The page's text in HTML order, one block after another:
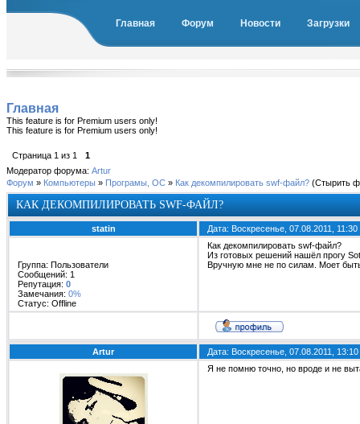
Главная Форум Новости Загрузки
Главная
This feature is for Premium users only!
This feature is for Premium users only!
Страница 1 из 1
1
Модератор форума: Artur
Форум » Компьютеры » Програмы, ОС » Как декомпилировать swf-файл? (Стырить
КАК ДЕКОМПИЛИРОВАТЬ SWF-ФАЙЛ?
statin Дата: Воскресенье, 07.08.2011,
Группа: Пользователи
Сообщений: 1
Репутация: 0
Замечания: 0%
Статус: Offline
Как декомпилировать swf-файл?
Из готовых решений нашёл прогу
Вручную мне не по силам. Моет
Artur Дата: Воскресенье, 07.08.2011,
Я не помню точно, но вроде и не